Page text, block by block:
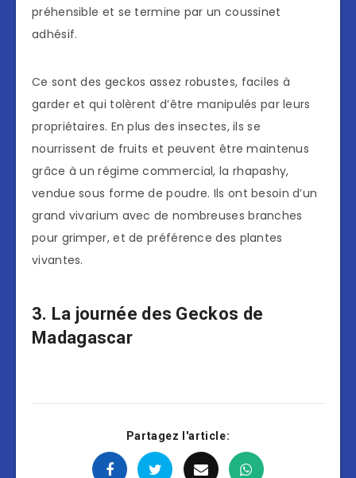
préhensible et se termine par un coussinet
adhésif.
Ce sont des geckos assez robustes, faciles à
garder et qui tolèrent d’être manipulés par leurs
propriétaires. En plus des insectes, ils se
nourrissent de fruits et peuvent être maintenus
grâce à un régime commercial, la rhapashy,
vendue sous forme de poudre. Ils ont besoin d’un
grand vivarium avec de nombreuses branches
pour grimper, et de préférence des plantes
vivantes.
3. La journée des Geckos de
Madagascar
Partagez l'article: